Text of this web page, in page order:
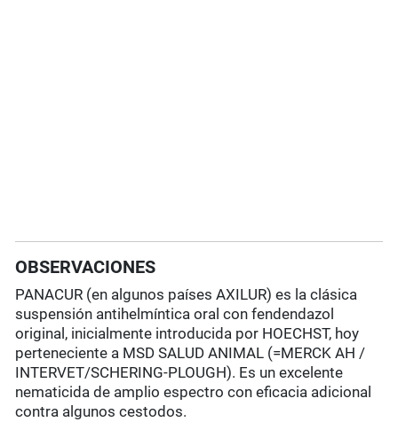
OBSERVACIONES
PANACUR (en algunos países AXILUR) es la clásica
suspensión antihelmíntica oral con fendendazol
original, inicialmente introducida por HOECHST, hoy
perteneciente a MSD SALUD ANIMAL (=MERCK AH /
INTERVET/SCHERING-PLOUGH). Es un excelente
nematicida de amplio espectro con eficacia adicional
contra algunos cestodos.